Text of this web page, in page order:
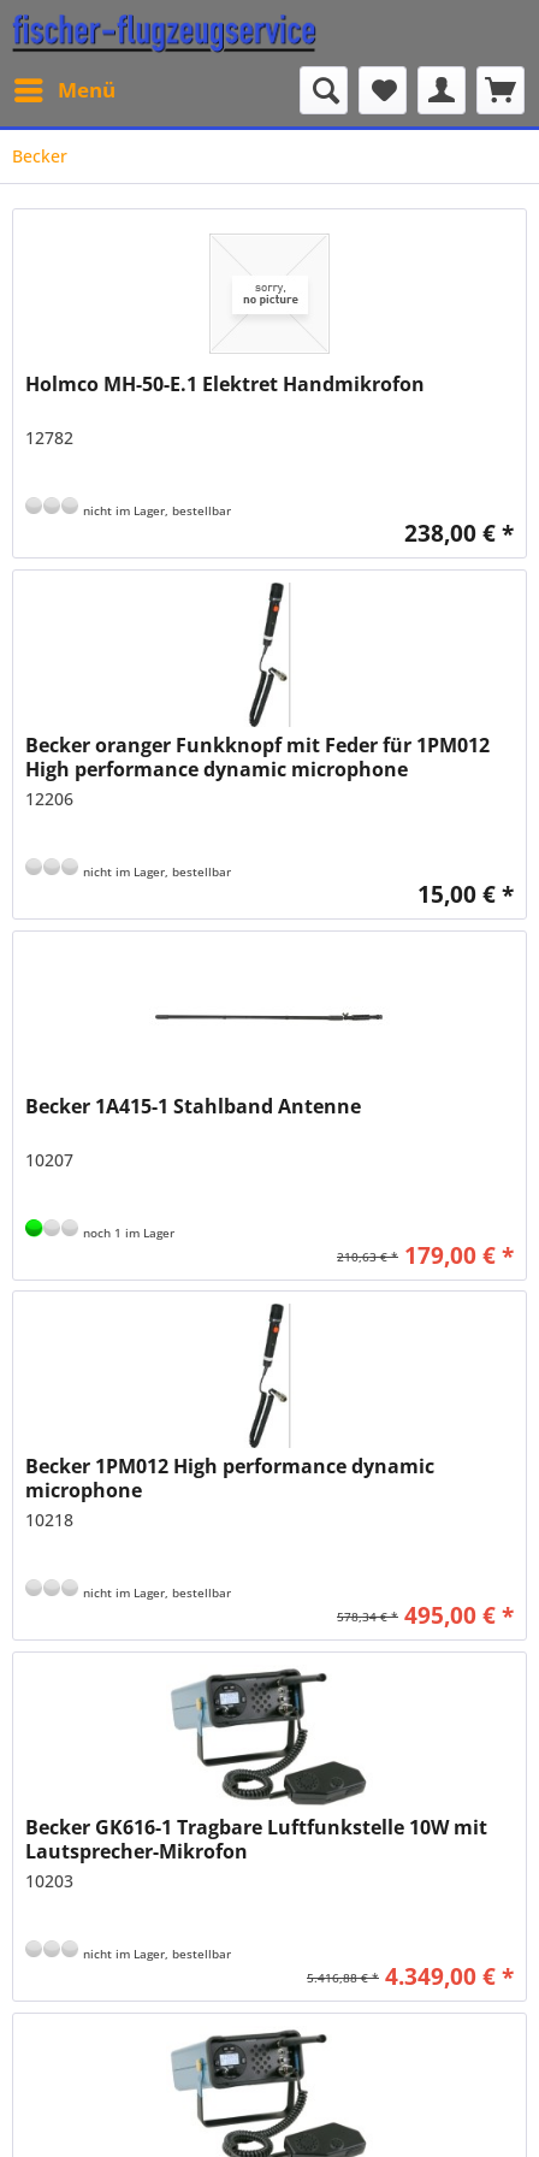
Menü
Becker
Holmco MH-50-E.1 Elektret Handmikrofon
12782
nicht im Lager, bestellbar
238,00 € *
Becker oranger Funkknopf mit Feder für 1PM012
High performance dynamic microphone
12206
nicht im Lager, bestellbar
15,00 € *
Becker 1A415-1 Stahlband Antenne
10207
noch 1 im Lager
210,63 € * 179,00 € *
Becker 1PM012 High performance dynamic
microphone
10218
nicht im Lager, bestellbar
578,34 € * 495,00 € *
Becker GK616-1 Tragbare Luftfunkstelle 10W mit
Lautsprecher-Mikrofon
10203
nicht im Lager, bestellbar
5.416,88 € * 4.349,00 € *